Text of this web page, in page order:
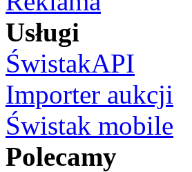
Usługi
ŚwistakAPI
Importer aukcji
Świstak mobile
Polecamy